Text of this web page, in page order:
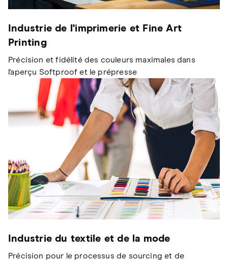
Industrie de l'imprimerie et Fine Art
Printing
Précision et fidélité des couleurs maximales dans
l'aperçu Softproof et le prépresse
Industrie du textile et de la mode
Précision pour le processus de sourcing et de